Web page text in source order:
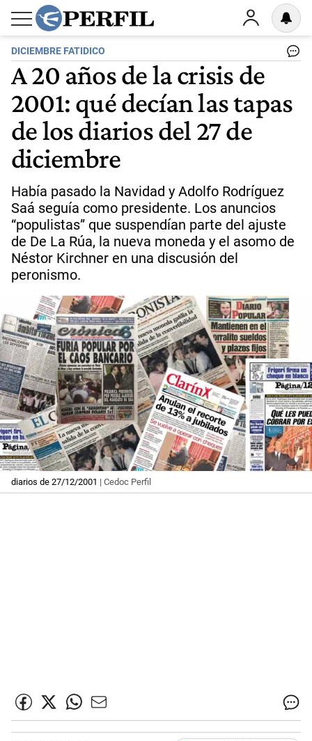
DICIEMBRE FATIDICO
A 20 años de la crisis de
2001: qué decían las tapas
de los diarios del 27 de
diciembre
Había pasado la Navidad y Adolfo Rodríguez
Saá seguía como presidente. Los anuncios
“populistas” que suspendían parte del ajuste
de De La Rúa, la nueva moneda y el asomo de
Néstor Kirchner en una discusión del
peronismo.
diarios de 27/12/2001 | Cedoc Perfil